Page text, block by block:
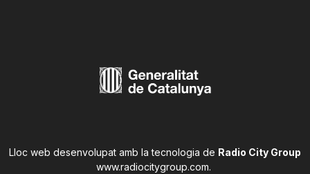
Lloc web desenvolupat amb la tecnologia de Radio City Group
www.radiocitygroup.com.